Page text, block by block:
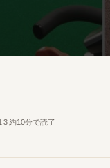
約10分で読了